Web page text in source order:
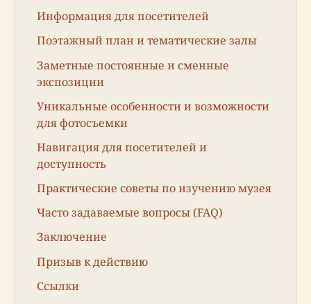
Информация для посетителей
Поэтажный план и тематические залы
Заметные постоянные и сменные
экспозиции
Уникальные особенности и возможности
для фотосъемки
Навигация для посетителей и
доступность
Практические советы по изучению музея
Часто задаваемые вопросы (FAQ)
Заключение
Призыв к действию
Ссылки